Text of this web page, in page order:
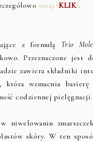
tutaj (KLIK).
z formułą Trio
Przeznaczone
zawiera składniki
wzmacnia barierę
codziennej pielęgnacji.
skóry. W ten